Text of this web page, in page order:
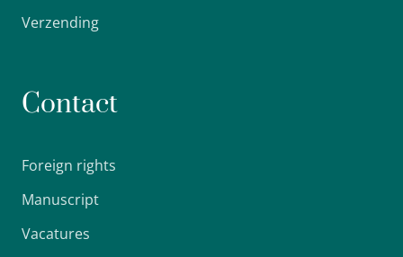
Verzending
Contact
Foreign rights
Manuscript
Vacatures